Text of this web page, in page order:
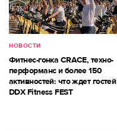
НОВОСТИ
Фитнес-гонка CRACE, техно-
перформанс и более 150
активностей: что ждет гостей
DDX Fitness FEST